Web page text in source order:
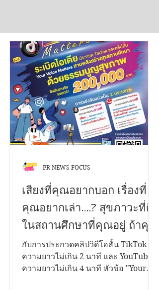
เสียงที่คุณอยากบอก เรื่องที่
คุณอยากเล่า....? สุขภาวะที่ดี
ในสถานศึกษาที่คุณอยู่ ถ้าคุณ
มีเรื่องราวดีๆอยากนำ
กับการประกวดคลิปวิดีโอสั้น TikTok
ความยาวไม่เกิน 2 นาที และ YouTube
PR NEWS FOCUS